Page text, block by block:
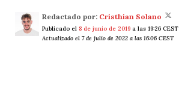
Redactado por: Cristhian Solano
Publicado el 8 de junio de 2019 a las 19:26 CEST
Actualizado el 7 de julio de 2022 a las 16:06 CEST